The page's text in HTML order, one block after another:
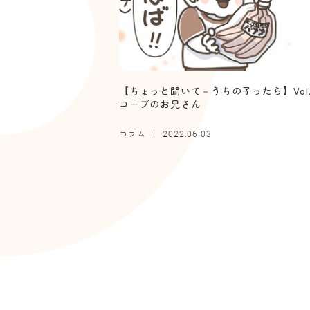
【ちょっと聞いて－うちの子ったら】
コープのお兄さん
コラム 2022.06.03